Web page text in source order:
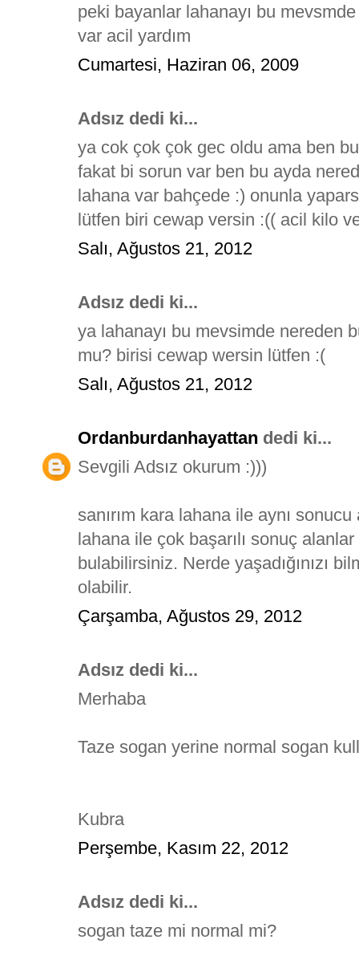
peki bayanlar lahanayı bu
var acil yardım
Cumartesi, Haziran 06, 2009
Adsız dedi ki...
ya cok çok çok gec oldu ama ben
fakat bi sorun var ben bu ayda
lahana var bahçede :) onunla
lütfen biri cewap versin :(( acil kilo
Salı, Ağustos 21, 2012
Adsız dedi ki...
ya lahanayı bu mevsimde nereden
mu? birisi cewap wersin lütfen :(
Salı, Ağustos 21, 2012
Ordanburdanhayattan dedi ki...
Sevgili Adsız okurum :)))
sanırım kara lahana ile aynı
lahana ile çok başarılı sonuç
bulabilirsiniz. Nerde yaşadığınızı
olabilir.
Çarşamba, Ağustos 29, 2012
Adsız dedi ki...
Merhaba
Taze sogan yerine normal sogan
Kubra
Perşembe, Kasım 22, 2012
Adsız dedi ki...
sogan taze mi normal mi?